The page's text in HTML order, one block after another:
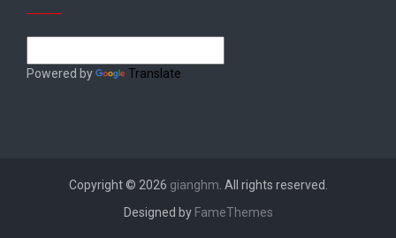
Powered by Translate
Copyright © 2026 gianghm. All rights reserved.
Designed by FameThemes